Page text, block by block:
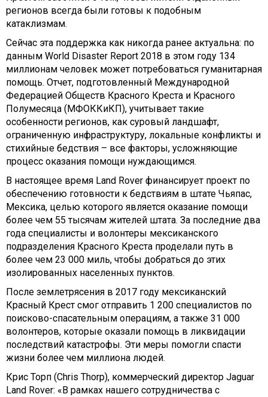
регионов всегда были готовы к подобным
катаклизмам.
Сейчас эта поддержка как никогда ранее актуальна: по
данным World Disaster Report 2018 в этом году 134
миллионам человек может потребоваться гуманитарная
помощь. Отчет, подготовленный Международной
Федерацией Обществ Красного Креста и Красного
Полумесяца (МФОККиКП), учитывает такие
особенности регионов, как суровый ландшафт,
ограниченную инфраструктуру, локальные конфликты и
стихийные бедствия – все факторы, усложняющие
процесс оказания помощи нуждающимся.
В настоящее время Land Rover финансирует проект по
обеспечению готовности к бедствиям в штате Чьяпас,
Мексика, целью которого является оказание помощи
более чем 55 тысячам жителей штата. За последние два
года специалисты и волонтеры мексиканского
подразделения Красного Креста проделали путь в
более чем 23 000 миль, чтобы добраться до этих
изолированных населенных пунктов.
После землетрясения в 2017 году мексиканский
Красный Крест смог отправить 1 200 специалистов по
поисково-спасательным операциям, а также 31 000
волонтеров, которые оказали помощь в ликвидации
последствий катастрофы. Эти меры помогли спасти
жизни более чем миллиона людей.
Крис Торп (Chris Thorp), коммерческий директор Jaguar
Land Rover: «В рамках нашего сотрудничества с